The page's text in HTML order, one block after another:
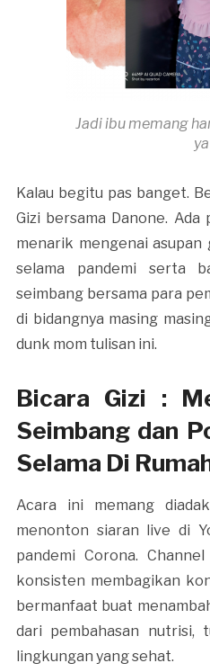
Jadi ibu memang
ya
Kalau begitu pas banget.
Gizi bersama Danone. Ada
menarik mengenai asupan
selama pandemi serta
seimbang bersama para
di bidangnya masing
dunk mom tulisan ini.
Bicara Gizi :
Seimbang dan
Selama Di
Acara ini memang
menonton siaran live di
pandemi Corona.
konsisten membagikan
bermanfaat buat
dari pembahasan nutrisi,
lingkungan yang sehat.